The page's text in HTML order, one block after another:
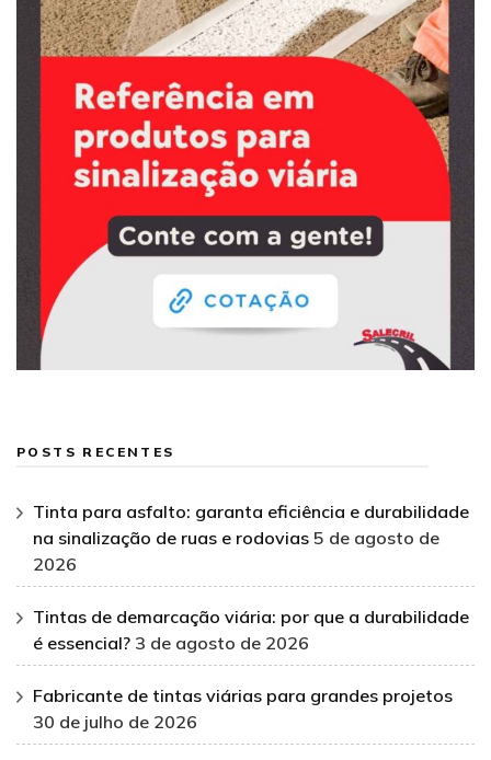
POSTS RECENTES
Tinta para asfalto: garanta eficiência e durabilidade
na sinalização de ruas e rodovias 5 de agosto de
2026
Tintas de demarcação viária: por que a durabilidade
é essencial? 3 de agosto de 2026
Fabricante de tintas viárias para grandes projetos
30 de julho de 2026